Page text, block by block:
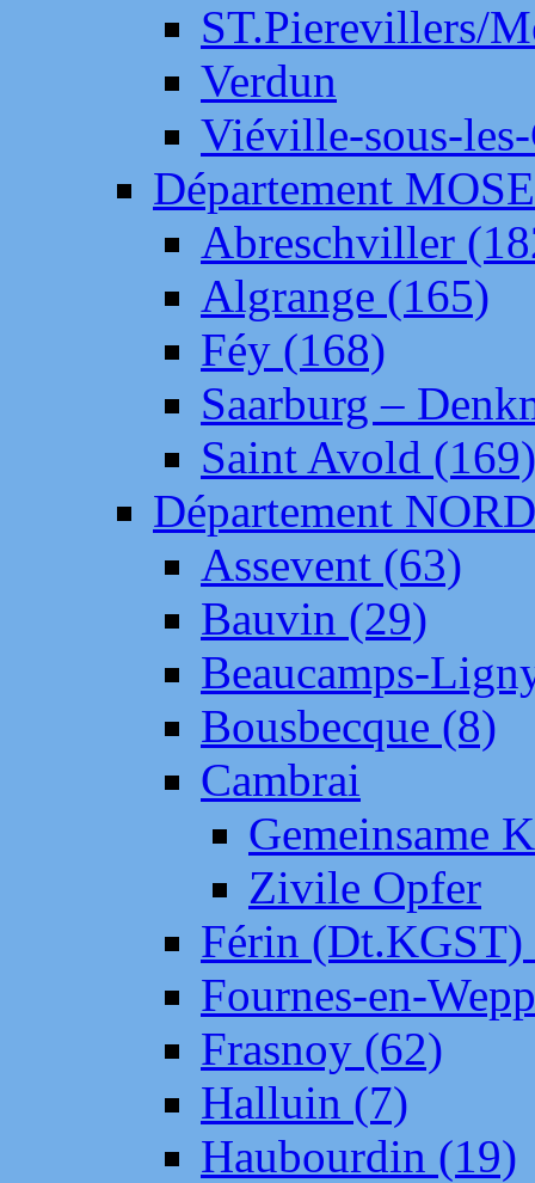
ST.Pierevillers/
Verdun
Viéville-sous-
Département
Abreschviller
Algrange (165)
Féy (168)
Saarburg –
Saint Avold (169)
Département NORD
Assevent (63)
Bauvin (29)
Beaucamps-
Bousbecque (8)
Cambrai
Gemeinsame
Zivile Opfer
Férin (Dt.KGST)
Fournes-en-
Frasnoy (62)
Halluin (7)
Haubourdin (19)